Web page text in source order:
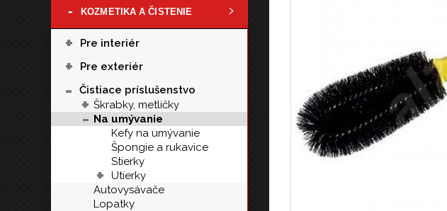
- KOZMETIKA A ČISTENIE
+ Pre interiér
+ Pre exteriér
- Čistiace príslušenstvo
+ Škrabky, metličky
- Na umývanie
Kefy na umývanie
Špongie a rukavice
Stierky
+
Utierky
Autovysávače
Lopatky